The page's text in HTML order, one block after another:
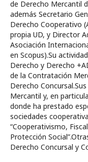
de Derecho Mercantil
además Secretario
Derecho Cooperativo
propia UD, y Director
Asociación
en Scopus).Su
Derecho y Derecho
de la Contratación
Derecho
Mercantil y, en
donde ha prestado
sociedades
“Cooperativismo,
Protección
Derecho Concursal y